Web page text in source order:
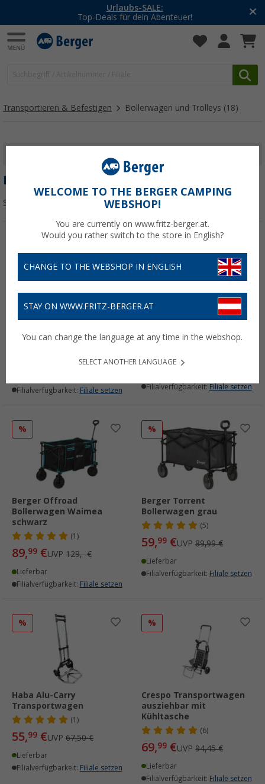
Urlaubs-SALE:
Top-Deals für dein Abenteuer!
Transportieren & Befestigen Bollerwagen und Trolleys (18)
BOLLERWAGEN UND TROLLEYS
Sortieren:
(66)
19,99 €
Filialverfügbarkeit: Filiale setzen
Berger Sonnendach für
Waimea
Filialverfügbarkeit: Filiale setzen
%
Berger Offroad
Bollerwagen Waimea
schwarz
(1)
89,99 €UVP 129,- €
Lieferbar
Filialverfügbarkeit: Filiale setzen
%
Berger Torrent
Bollerwagen grau
(5)
59,99 €UVP 89,99 €
Lieferbar
Filialverfügbarkeit: Filiale setzen
%
Haba Alu-Carry
Transportwagen
(1)
55,99 €UVP 67,50 €
Lieferbar
Filialverfügbarkeit: Filiale setzen
%
Crespo Transportwagen
ausziehbar mit
Kühltasche
(6)
69,99 €UVP 94,45 €
Lieferbar
Filialverfügbarkeit: Filiale setzen
WELCOME TO THE BERGER CAMPING
WEBSHOP!
You are currently on www.fritz-berger.at.
Would you rather switch to the store in English?
CHANGE TO THE WEBSHOP IN ENGLISH
STAY ON WWW.FRITZ-BERGER.AT
You can change the language at any time in the webshop.
SELECT ANOTHER LANGUAGE